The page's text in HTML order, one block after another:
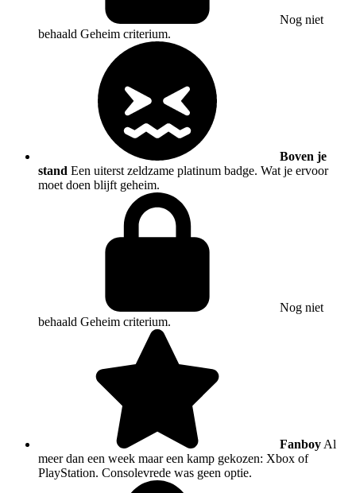
Nog niet
behaald Geheim criterium.
Boven je
stand Een uiterst zeldzame platinum badge. Wat je ervoor
moet doen blijft geheim.
Nog niet
behaald Geheim criterium.
Fanboy Al
meer dan een week maar een kamp gekozen: Xbox of
PlayStation. Consolevrede was geen optie.